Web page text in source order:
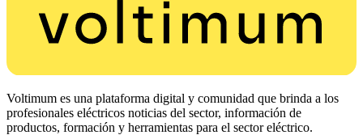
Voltimum es una plataforma digital y comunidad que brinda a los
profesionales eléctricos noticias del sector, información de
productos, formación y herramientas para el sector eléctrico.